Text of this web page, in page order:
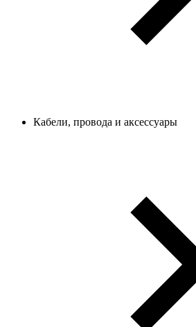
Кабели, провода и аксессуары